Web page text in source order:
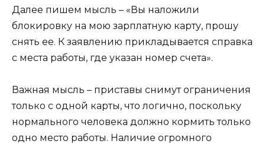
Далее пишем мысль – «Вы наложили
блокировку на мою зарплатную карту, прошу
снять ее. К заявлению прикладывается справка
с места работы, где указан номер счета».
Важная мысль – приставы снимут ограничения
только с одной карты, что логично, поскольку
нормального человека должно кормить только
одно место работы. Наличие огромного